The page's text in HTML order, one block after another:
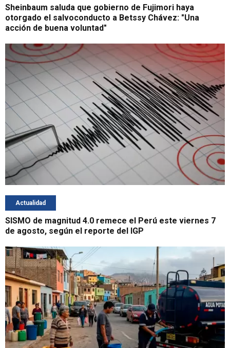
Sheinbaum saluda que gobierno de Fujimori haya
otorgado el salvoconducto a Betssy Chávez: "Una
acción de buena voluntad"
Actualidad
SISMO de magnitud 4.0 remece el Perú este viernes 7
de agosto, según el reporte del IGP